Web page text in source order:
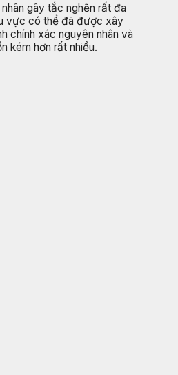
gây tắc nghẽn rất đa
vực có thể đã được xây
chính xác nguyên nhân và
kém hơn rất nhiều.